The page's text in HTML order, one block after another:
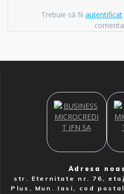
Trebuie să fii autentificat
Adresa
str. Eternitate nr. 76,
Plus, Mun. Iasi, cod postal